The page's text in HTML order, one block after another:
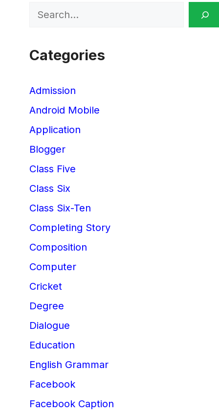
Search
Categories
Admission
Android Mobile
Application
Blogger
Class Five
Class Six
Class Six-Ten
Completing Story
Composition
Computer
Cricket
Degree
Dialogue
Education
English Grammar
Facebook
Facebook Caption